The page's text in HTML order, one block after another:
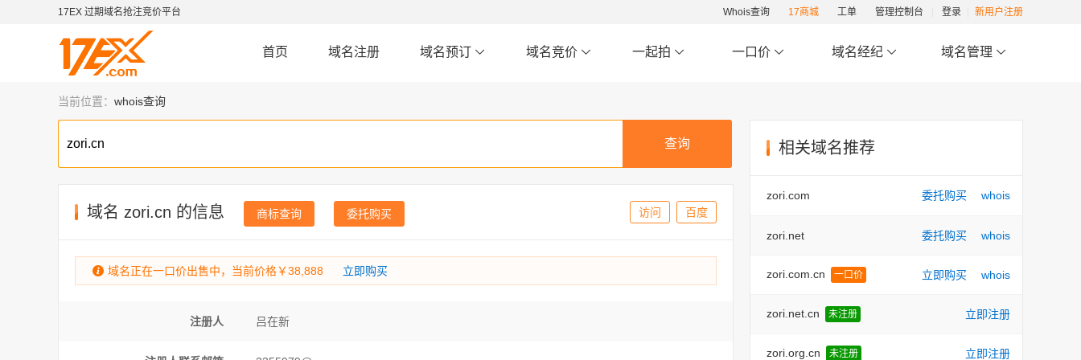
17EX 过期域名抢注竞价平台 Whois查询 17商城 工单 管理控制台 登录 新用户注册
首页 域名注册 域名预订 域名竞价 一起拍 一口价 域名经纪 域名管理
当前位置： whois查询
域名 zori.cn 的信息 商标查询 委托购买 访问 百度
域名正在一口价出售中，当前价格￥38,888 立即购买
注册人 吕在新
相关域名推荐
zori.com 委托购买 whois
zori.net 委托购买 whois
zori.com.cn 一口价 立即购买 whois
zori.net.cn 未注册 立即注册
zori.org.cn 未注册 立即注册